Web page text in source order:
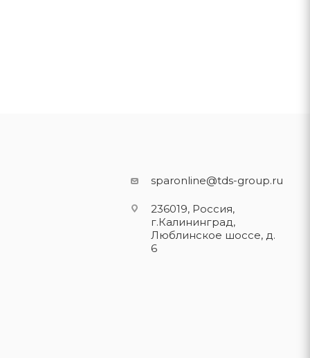
sparonline@tds-group.ru
236019, Россия,
г.Калининград,
Люблинское шоссе, д.
6